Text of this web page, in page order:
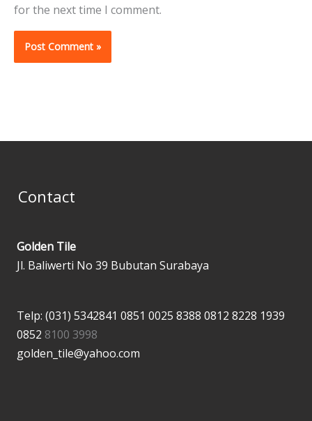
for the next time I comment.
Contact
Golden Tile
Jl. Baliwerti No 39 Bubutan Surabaya
Telp: (031) 5342841 0851 0025 8388 0812 8228 1939
0852 8100 3998
golden_tile@yahoo.com